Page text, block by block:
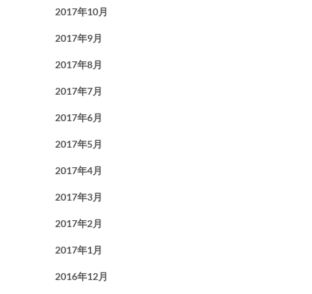
2017年10月
2017年9月
2017年8月
2017年7月
2017年6月
2017年5月
2017年4月
2017年3月
2017年2月
2017年1月
2016年12月